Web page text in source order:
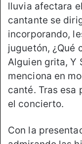
lluvia afectara
cantante se
incorporando,
juguetón, ¿Qué
Alguien grita, Y
menciona en
canté. Tras esa
el concierto.
Con la